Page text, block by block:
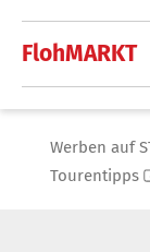
FlohMARKT
Werben auf
Tourentipps